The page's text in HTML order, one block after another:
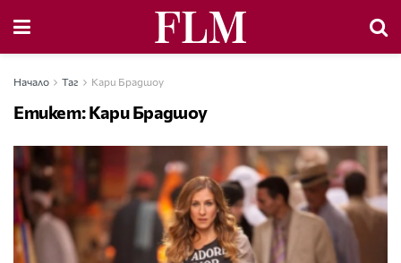
Начало Таг Кари Брадшоу
Етикет:Кари Брадшоу